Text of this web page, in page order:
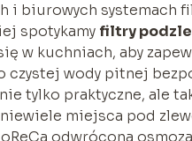
i biurowych systemach
spotykamy filtry
w kuchniach, aby
czystej wody pitnej
tylko praktyczne, ale
miejsca pod